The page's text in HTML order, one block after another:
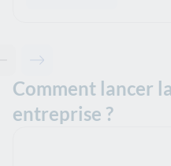
Contenu précédent - Articles associés
Contenu suivant - Articles
Comment lancer
entreprise ?